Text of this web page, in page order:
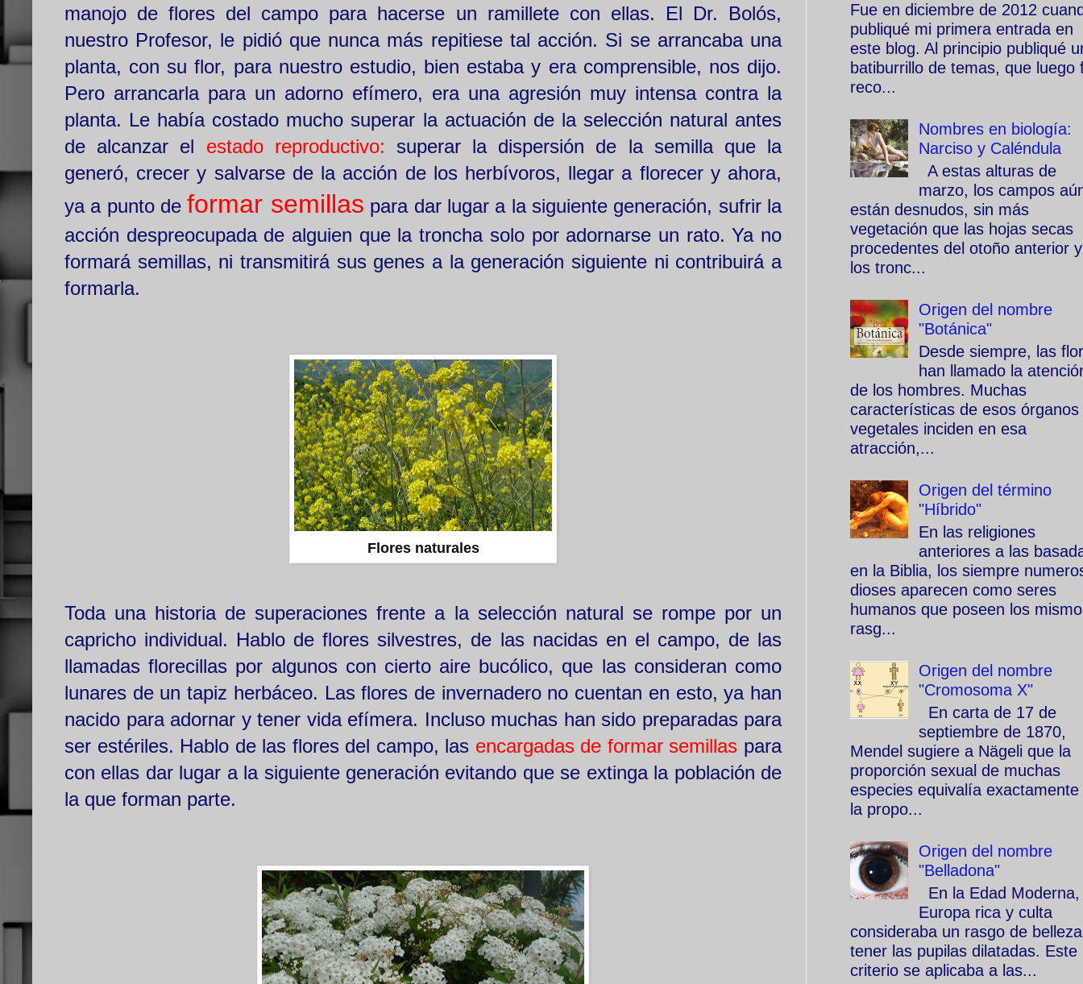
manojo de flores del campo para hacerse un ramillete con ellas. El Dr. Bolós,
nuestro Profesor, le pidió que nunca más repitiese tal acción. Si se arrancaba una
planta, con su flor, para nuestro estudio, bien estaba y era comprensible, nos dijo.
Pero arrancarla para un adorno efímero, era una agresión muy intensa contra la
planta. Le había costado mucho superar la actuación de la selección natural antes
de alcanzar el estado reproductivo: superar la dispersión de la semilla que la
generó, crecer y salvarse de la acción de los herbívoros, llegar a florecer y ahora,
ya a punto deformar semillas para dar lugar a la siguiente generación, sufrir la
acción despreocupada de alguien que la troncha solo por adornarse un rato. Ya no
formará semillas, ni transmitirá sus genes a la generación siguiente ni contribuirá a
formarla.
Flores naturales
Toda una historia de superaciones frente a la selección natural se rompe por un
capricho individual. Hablo de flores silvestres, de las nacidas en el campo, de las
llamadas florecillas por algunos con cierto aire bucólico, que las consideran como
lunares de un tapiz herbáceo. Las flores de invernadero no cuentan en esto, ya han
nacido para adornar y tener vida efímera. Incluso muchas han sido preparadas para
ser estériles. Hablo de las flores del campo, las encargadas de formar semillas para
con ellas dar lugar a la siguiente generación evitando que se extinga la población de
la que forman parte.
Fue en diciembre de 2012
publiqué mi primera entrada en
este blog. Al principio publiqué
batiburrillo de temas, que luego
reco...
Nombres en biología:
Narciso y Caléndula
A estas alturas de
marzo, los campos
están desnudos, sin más
vegetación que las hojas secas
procedentes del otoño anterior y
los tronc...
Origen del nombre
"Botánica"
Desde siempre, las
han llamado la
de los hombres. Muchas
características de esos órganos
vegetales inciden en esa
atracción,...
Origen del término
"Híbrido"
En las religiones
anteriores a las
en la Biblia, los siempre
dioses aparecen como seres
humanos que poseen los
rasg...
Origen del nombre
"Cromosoma X"
En carta de 17 de
septiembre de 1870,
Mendel sugiere a Nägeli que la
proporción sexual de muchas
especies equivalía exactamente
la propo...
Origen del nombre
"Belladona"
En la Edad Moderna,
Europa rica y culta
consideraba un rasgo de
tener las pupilas dilatadas. Este
criterio se aplicaba a las...